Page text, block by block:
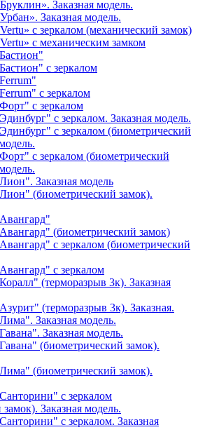
Заказная модель.
Заказная модель.
с зеркалом (механический замок)
с механическим замком
с зеркалом
с зеркалом
с зеркалом
с зеркалом. Заказная модель.
с зеркалом (биометрический
с зеркалом (биометрический
Заказная модель
(биометрический замок).
(биометрический замок)
с зеркалом (биометрический
с зеркалом
(терморазрыв 3к). Заказная
(терморазрыв 3к). Заказная.
Заказная модель.
Заказная модель.
(биометрический замок).
(биометрический замок).
с зеркалом
Заказная модель.
с зеркалом. Заказная